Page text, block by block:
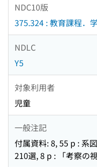
NDC10版
375.324 : 教育課程．
NDLC
Y5
対象利用者
児童
一般注記
付属資料: 8, 55 p : 系
210選, 8 p : 「考察の